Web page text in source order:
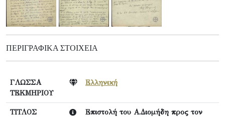
ΠΕΡΙΓΡΑΦΙΚΆ ΣΤΟΙΧΕΊΑ
ΓΛΩΣΣΑ
ΤΕΚΜΗΡΙΟΥ
Ελληνική
ΤΙΤΛΟΣ
Επιστολή του Α.Διομήδη προς τον